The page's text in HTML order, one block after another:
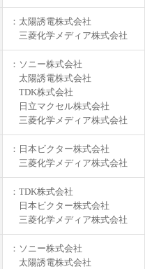
：太陽誘電株式会社
三菱化学メディア株式会社
：ソニー株式会社
太陽誘電株式会社
TDK株式会社
日立マクセル株式会社
三菱化学メディア株式会社
：日本ビクター株式会社
三菱化学メディア株式会社
：TDK株式会社
日本ビクター株式会社
三菱化学メディア株式会社
：ソニー株式会社
太陽誘電株式会社